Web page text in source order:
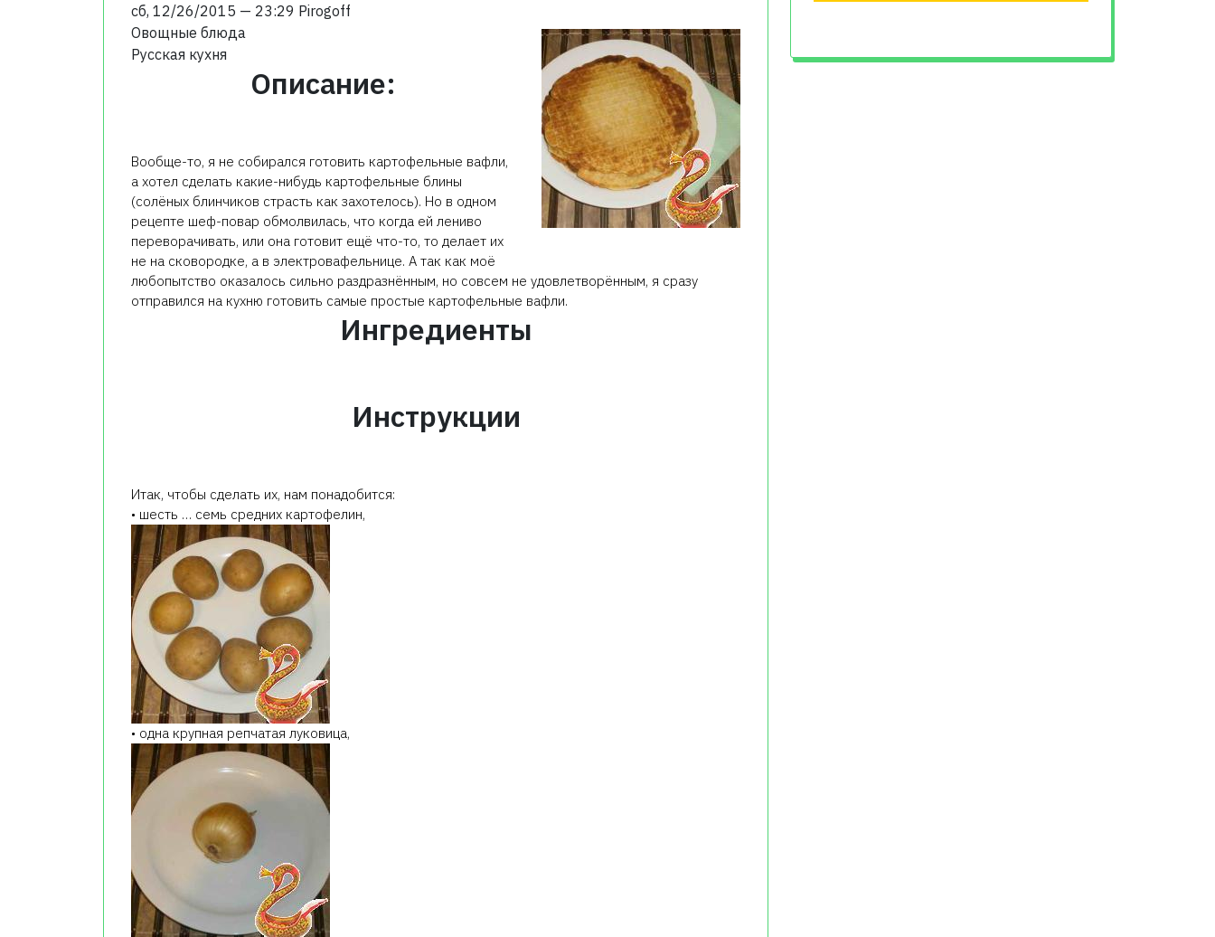
сб, 12/26/2015 — 23:29 Pirogoff
Овощные блюда
Русская кухня
Описание:
Вообще-то, я не собирался готовить картофельные вафли,
а хотел сделать какие-нибудь картофельные блины
(солёных блинчиков страсть как захотелось). Но в одном
рецепте шеф-повар обмолвилась, что когда ей лениво
переворачивать, или она готовит ещё что-то, то делает их
не на сковородке, а в электровафельнице. А так как моё
любопытство оказалось сильно раздразнённым, но совсем не удовлетворённым, я сразу
отправился на кухню готовить самые простые картофельные вафли.
Ингредиенты
Инструкции
Итак, чтобы сделать их, нам понадобится:
• шесть … семь средних картофелин,
• одна крупная репчатая луковица,